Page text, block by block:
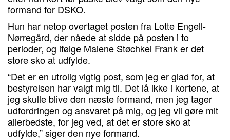
formand for DSKO.
Hun har netop overtaget posten fra Lotte Engell-
Nørregård, der nåede at sidde på posten i to
perioder, og ifølge Malene Støchkel Frank er det
store sko at udfylde.
“Det er en utrolig vigtig post, som jeg er glad for, at
bestyrelsen har valgt mig til. Det lå ikke i kortene, at
jeg skulle blive den næste formand, men jeg tager
udfordringen og ansvaret på mig, og jeg vil gøre mit
allerbedste, for jeg ved, at det er store sko at
udfylde,” siger den nye formand.